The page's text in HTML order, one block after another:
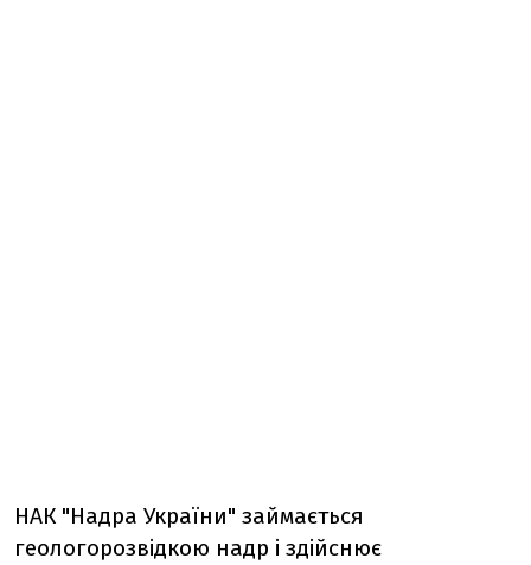
НАК "Надра України" займається
геологорозвідкою надр і здійснює